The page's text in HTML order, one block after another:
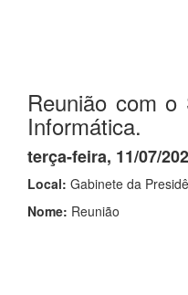
Reunião com
Informática.
terça-feira, 11/07/
Local: Gabinete da
Nome: Reunião